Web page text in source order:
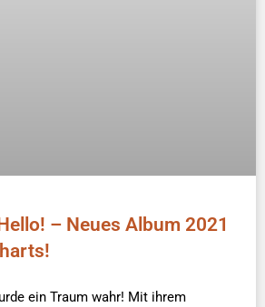
– Neues Album 2021
ein Traum wahr! Mit ihrem